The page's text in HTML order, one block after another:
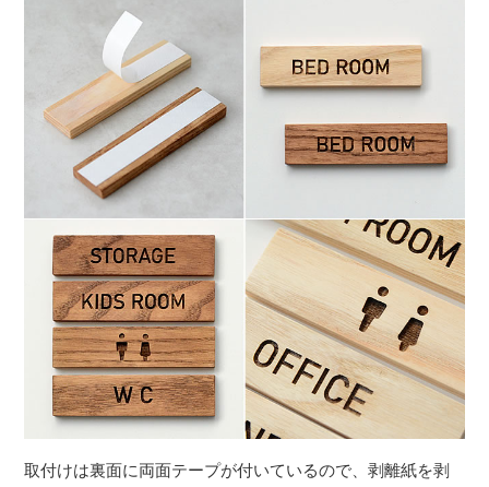
取付けは裏面に両面テープが付いているので、剥離紙を剥